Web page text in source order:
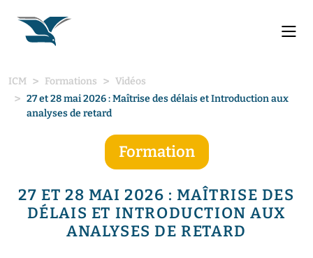
ICM Formations
Vidéos
27 et 28 mai 2026 : Maîtrise des délais et Introduction aux
analyses de retard
Formation
27 ET 28 MAI 2026 : MAÎTRISE DES
DÉLAIS ET INTRODUCTION AUX
ANALYSES DE RETARD